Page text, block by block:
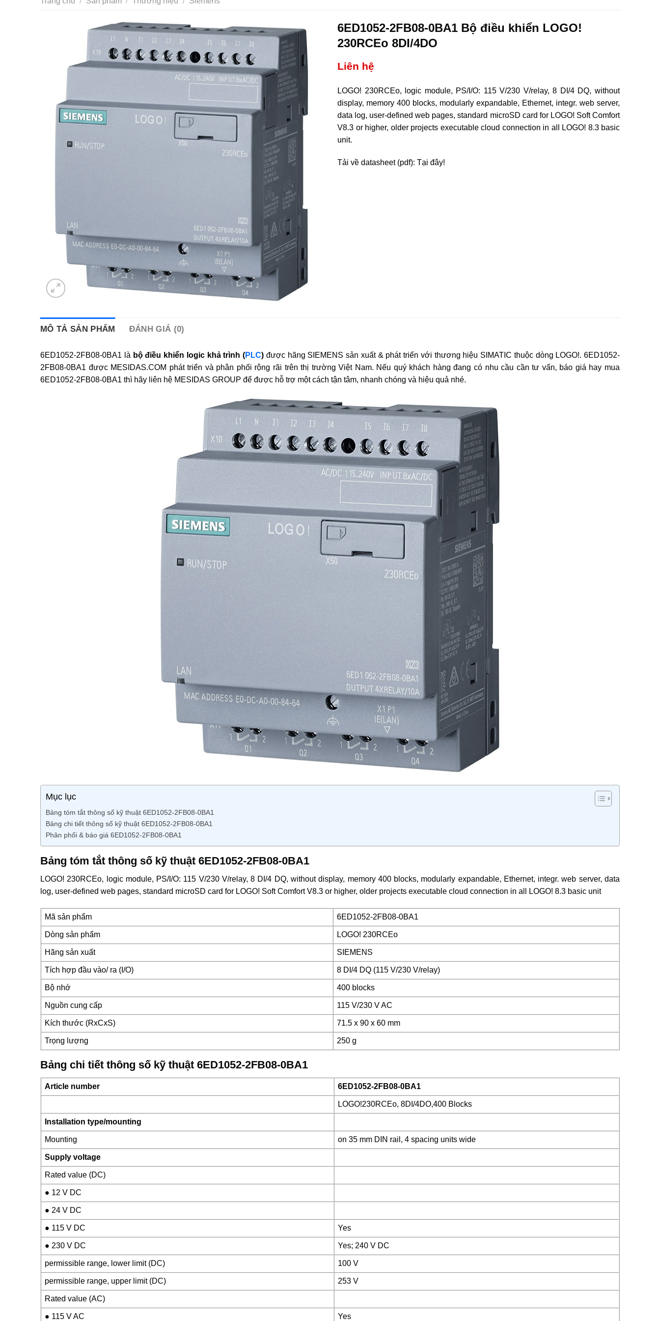
6ED1052-2FB08-0BA1 Bộ điều khiển LOGO!
230RCEo 8DI/4DO
Liên hệ
LOGO! 230RCEo, logic module, PS/I/O: 115 V/230 V/relay, 8 DI/4 DQ, without
display, memory 400 blocks, modularly expandable, Ethernet, integr. web server,
data log, user-defined web pages, standard microSD card for LOGO! Soft Comfort
V8.3 or higher, older projects executable cloud connection in all LOGO! 8.3 basic
unit.
Tải về datasheet (pdf): Tại đây!
MÔ TẢ SẢN PHẨM ĐÁNH GIÁ (0)
6ED1052-2FB08-0BA1 là bộ điều khiển logic khả trình (PLC) được hãng SIEMENS sản xuất & phát triển với thương hiệu SIMATIC thuộc dòng LOGO!. 6ED1052-
2FB08-0BA1 được MESIDAS.COM phát triển và phân phối rộng rãi trên thị trường Việt Nam. Nếu quý khách hàng đang có nhu cầu cần tư vấn, báo giá hay mua
6ED1052-2FB08-0BA1 thì hãy liên hệ MESIDAS GROUP để được hỗ trợ một cách tận tâm, nhanh chóng và hiệu quả nhé.
Mục lục
Bảng tóm tắt thông số kỹ thuật 6ED1052-2FB08-0BA1
Bảng chi tiết thông số kỹ thuật 6ED1052-2FB08-0BA1
Phân phối & báo giá 6ED1052-2FB08-0BA1
Bảng tóm tắt thông số kỹ thuật 6ED1052-2FB08-0BA1
LOGO! 230RCEo, logic module, PS/I/O: 115 V/230 V/relay, 8 DI/4 DQ, without display, memory 400 blocks, modularly expandable, Ethernet, integr. web server, data
log, user-defined web pages, standard microSD card for LOGO! Soft Comfort V8.3 or higher, older projects executable cloud connection in all LOGO! 8.3 basic unit
Mã sản phẩm 6ED1052-2FB08-0BA1
Dòng sản phẩm LOGO! 230RCEo
Hãng sản xuất SIEMENS
Tích hợp đầu vào/ ra (I/O) 8 DI/4 DQ (115 V/230 V/relay)
Bộ nhớ 400 blocks
Nguồn cung cấp 115 V/230 V AC
Kích thước (RxCxS) 71.5 x 90 x 60 mm
Trọng lượng 250 g
Bảng chi tiết thông số kỹ thuật 6ED1052-2FB08-0BA1
Article number 6ED1052-2FB08-0BA1
LOGO!230RCEo, 8DI/4DO,400 Blocks
Installation type/mounting
Mounting on 35 mm DIN rail, 4 spacing units wide
Supply voltage
Rated value (DC)
● 12 V DC
● 24 V DC
● 115 V DC Yes
● 230 V DC Yes; 240 V DC
permissible range, lower limit (DC) 100 V
permissible range, upper limit (DC) 253 V
Rated value (AC)
● 115 V AC Yes